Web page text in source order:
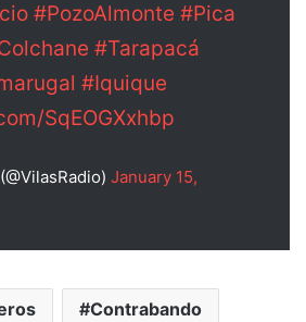
#PozoAlmonte #Pica
#Tarapacá
#Iquique
SqEOGXxhbp
January 15,
Contrabando